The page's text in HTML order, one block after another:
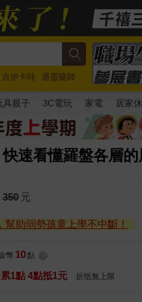
吉伊卡哇
通靈藥師
具親子 3C電玩 家電 居家
速看懂羅盤各層
350 元
幫助弱勢孩童上學不中斷！
幣 10 點
1點 4點抵1元 折抵無上限